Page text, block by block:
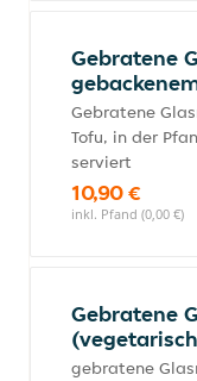
Gebratene
Gebratene
Tofu, in der
serviert
10,90 €
inkl. Pfand (0,00 €)
Gebratene
gebratene